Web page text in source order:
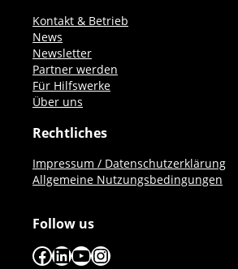
Kontakt & Betrieb
News
Newsletter
Partner werden
Für Hilfswerke
Über uns
Rechtliches
Impressum / Datenschutzerklärung
Allgemeine Nutzungsbedingungen
Follow us
Facebook
LinkedIn
YouTube
Instagram